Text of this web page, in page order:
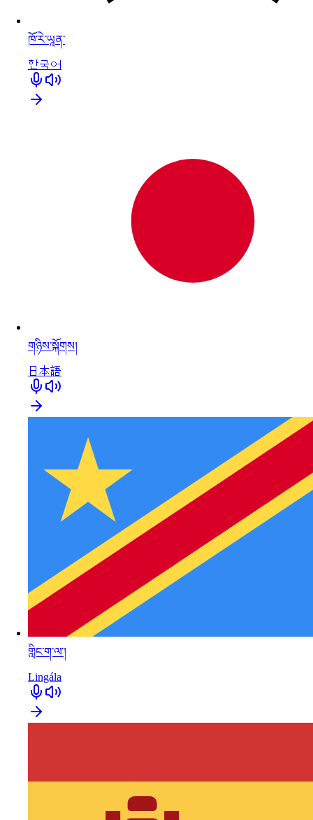
ཁོ་རེ་ཡཱན་
한국어
གཉིས་སྐོགས།
日本語
གླིང་ག་ལ་།
Lingála